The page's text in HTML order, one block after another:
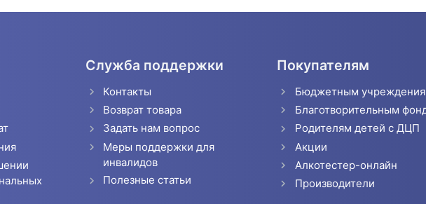
Служба поддержки
Контакты
Возврат товара
Задать нам вопрос
Меры поддержки для
инвалидов
Полезные статьи
Покупателям
Бюджетным
Благотворительным
Родителям детей с ДЦП
Акции
Алкотестер-онлайн
Производители